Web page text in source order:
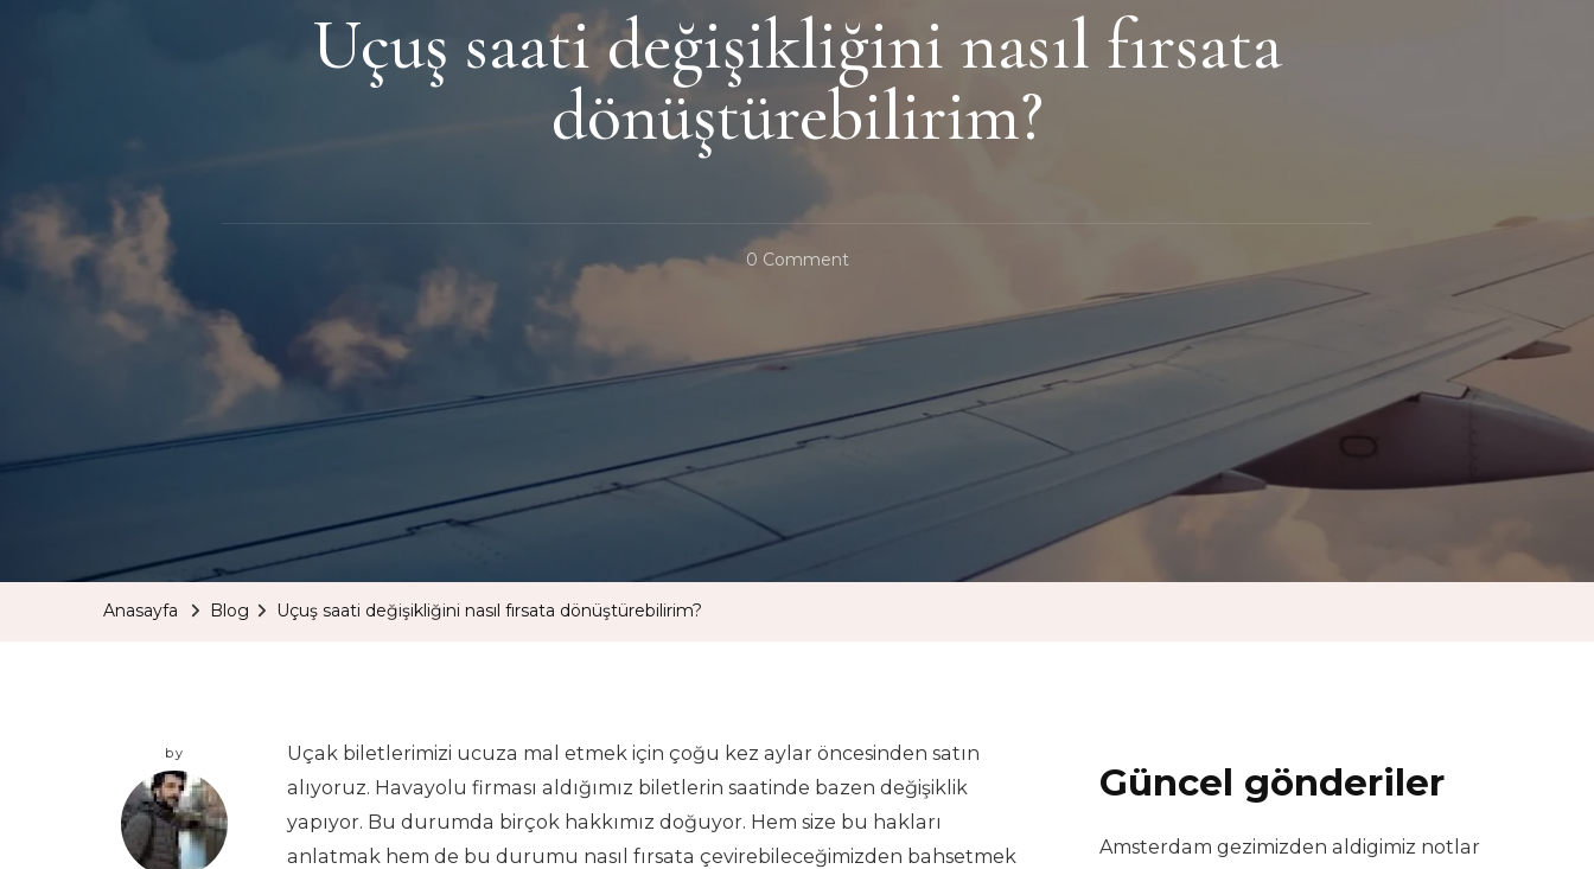
Uçuş saati değişikliğini nasıl fırsata
dönüştürebilirim?
0 CommentOn
Fırsata
Anasayfa Blog Uçuş saati değişikliğini nasıl fırsata dönüştürebilirim?
by
Uçak biletlerimizi ucuza mal etmek için çoğu kez aylar öncesinden satın
alıyoruz. Havayolu firması aldığımız biletlerin saatinde bazen değişiklik
yapıyor. Bu durumda birçok hakkımız doğuyor. Hem size bu hakları
anlatmak hem de bu durumu nasıl fırsata çevirebileceğimizden bahsetmek
Güncel gönderiler
Amsterdam gezimizden aldigimiz notlar